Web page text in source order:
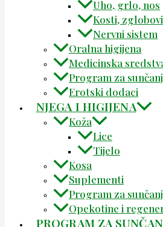
Uho, grlo, nos
Kosti,
Nervni sistem
Oralna higijena
Medicinska
Program za
Erotski dodaci
NJEGA I HIGIJENA
Koža
Lice
Tijelo
Kosa
Suplementi
Program za
Opekotine i
PROGRAM ZA